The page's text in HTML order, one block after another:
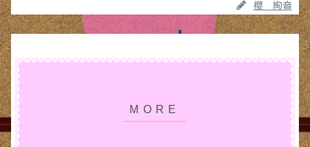
櫻 絢音